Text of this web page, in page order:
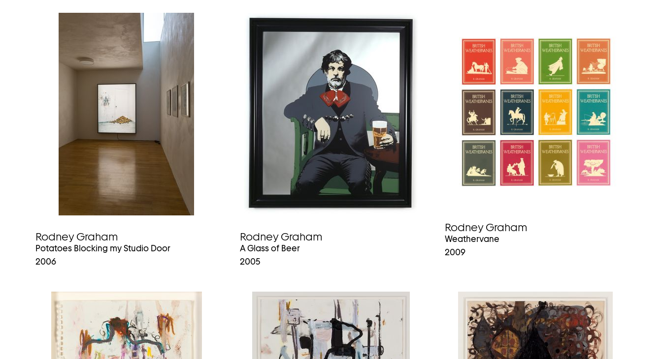
Rodney Graham
Potatoes Blocking my Studio Door
2006
Rodney Graham
A Glass of Beer
2005
Rodney Graham
Weathervane
2009